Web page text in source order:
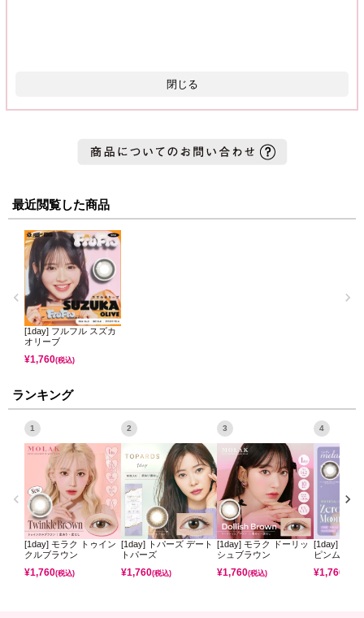
閉じる
最近閲覧した商品
[1day] フルフル スズカ
オリーブ
¥1,760(税込)
ランキング
1
[1day] モラク トゥイン
クルブラウン
¥1,760(税込)
2
[1day] トパーズ デート
トパーズ
¥1,760(税込)
3
[1day] モラク ドーリッ
シュブラウン
¥1,760(税込)
4
[1day] ミレ
ピンムーン
¥1,760